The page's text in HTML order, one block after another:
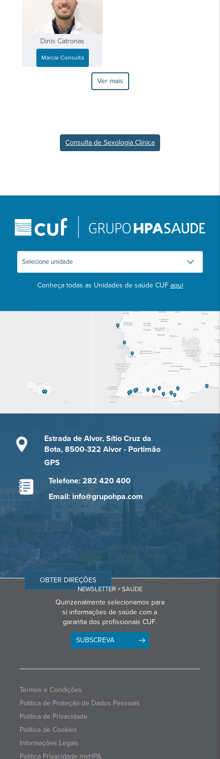
Dinis Catronas
Marcar Consulta
Ver mais
Consulta de Sexologia Clínica
Conheça todas as Unidades de saúde CUF aqui
Estrada de Alvor, Sítio Cruz da
Bota, 8500-322 Alvor - Portimão
GPS
Telefone: 282 420 400
Email: info@grupohpa.com
OBTER DIREÇÕES
NEWSLETTER + SAÚDE
Quinzenalmente selecionamos para
si informações de saúde com a
garantia dos profissionais CUF.
SUBSCREVA
Termos e Condições
Política de Proteção de Dados Pessoais
Política de Privacidade
Política de Cookies
Informações Legais
Politica Privacidade myHPA